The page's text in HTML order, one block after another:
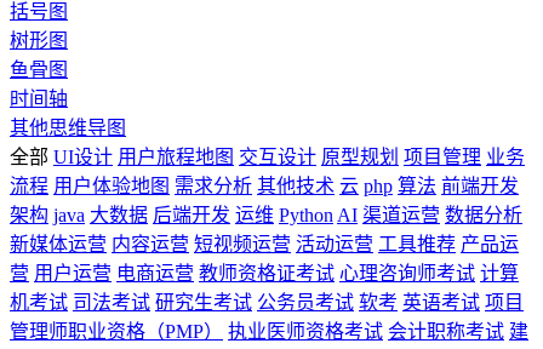
括号图
树形图
鱼骨图
时间轴
其他思维导图
全部 UI设计 用户旅程地图 交互设计 原型规划 项目管理 业务
流程 用户体验地图 需求分析 其他技术 云 php 算法 前端开发
架构 java 大数据 后端开发 运维 Python AI 渠道运营 数据分析
新媒体运营 内容运营 短视频运营 活动运营 工具推荐 产品运
营 用户运营 电商运营 教师资格证考试 心理咨询师考试 计算
机考试 司法考试 研究生考试 公务员考试 软考 英语考试 项目
管理师职业资格（PMP）
执业医师资格考试 会计职称考试 建